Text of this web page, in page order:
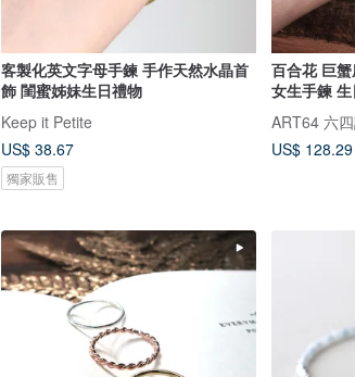
客製化英文字母手鍊 手作天然水晶首
飾 閨蜜姊妹生日禮物
Keep it Petite
US$ 38.67
獨家販售
百合花 巨
女生手鍊
ART64 六
US$ 128.29